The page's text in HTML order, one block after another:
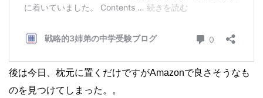
後は今日、枕元に置くだけですがAmazonで良さそうなも
のを見つけてしまった。。